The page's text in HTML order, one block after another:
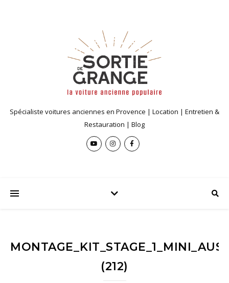
Spécialiste voitures anciennes en Provence | Location | Entretien &
Restauration | Blog
(212)